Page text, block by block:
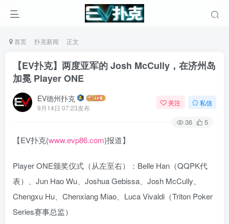
首页 扑克新闻 正文
【EV扑克】两度亚军的 Josh McCully，在济州岛
加冕 Player ONE
EV德州扑克
9月14日 07:23发布
关注 私信
36 5
【EV扑克(www.evp86.com)报道】
Player ONE颁奖仪式（从左至右）：Belle Han（QQPK代
表）、Jun Hao Wu、Joshua Gebissa、Josh McCully、
Chengxu Hu、Chenxiang Miao、Luca Vivaldi（Triton Poker
Series赛事总监）